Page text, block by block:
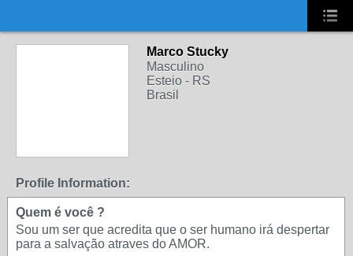
Marco Stucky
Masculino
Esteio - RS
Brasil
Profile Information:
Quem é você ?
Sou um ser que acredita que o ser humano irá despertar
para a salvação atraves do AMOR.